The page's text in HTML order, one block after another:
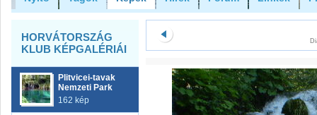
HORVÁTORSZÁG
KLUB KÉPGALÉRIÁI
Plitvicei-tavak
Nemzeti Park
162 kép